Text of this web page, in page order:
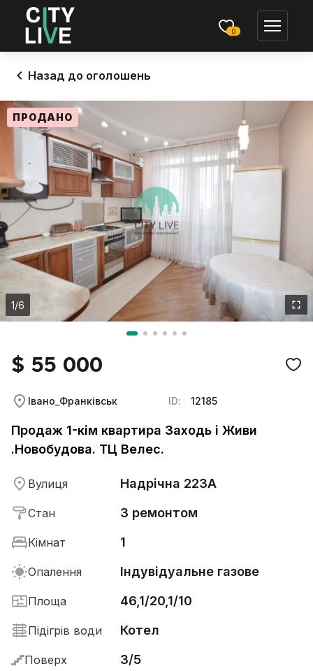
0
Назад до оголошень
ПРОДАНО
1/6
$ 55 000
Івано_Франківськ ID: 12185
Продаж 1-кім квартира Заходь і Живи
.Новобудова. ТЦ Велес.
Вулиця Надрічна 223А
Стан З ремонтом
Кімнат 1
Опалення Індувідуальне газове
Площа 46,1/20,1/10
Підігрів води Котел
Поверх 3/5